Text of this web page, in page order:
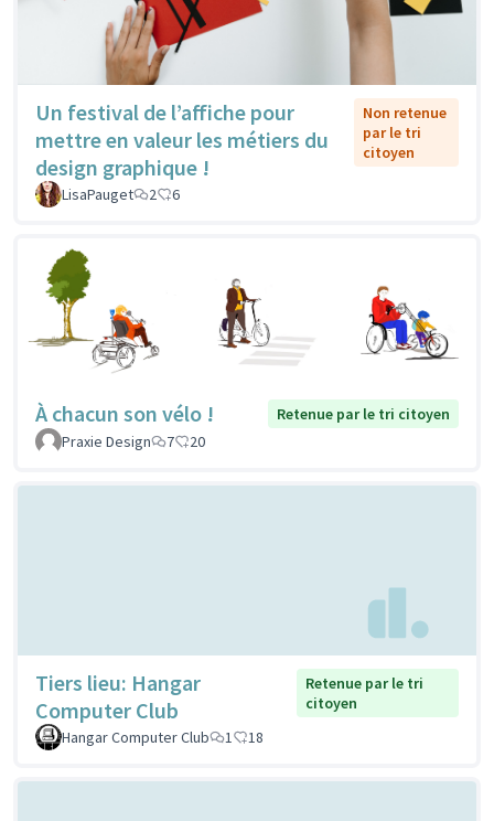
Un festival de l’affiche pour
mettre en valeur les métiers du
design graphique !
Non retenue
par le tri
citoyen
LisaPauget 2 6
À chacun son vélo !
Retenue par le tri citoyen
Praxie Design
7 20
Tiers lieu: Hangar
Computer Club
Retenue par le tri
citoyen
Hangar Computer Club
1 18